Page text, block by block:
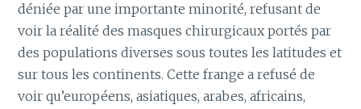
déniée par une importante minorité, refusant de
voir la réalité des masques chirurgicaux portés par
des populations diverses sous toutes les latitudes et
sur tous les continents. Cette frange a refusé de
voir qu’européens, asiatiques, arabes, africains,